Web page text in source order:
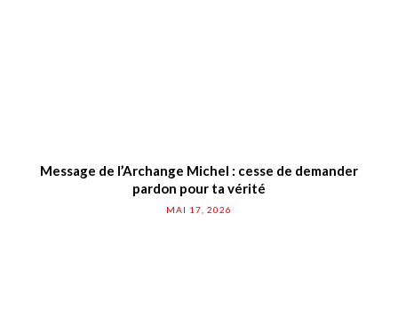
Message de l’Archange Michel : cesse de demander
pardon pour ta vérité
MAI 17, 2026